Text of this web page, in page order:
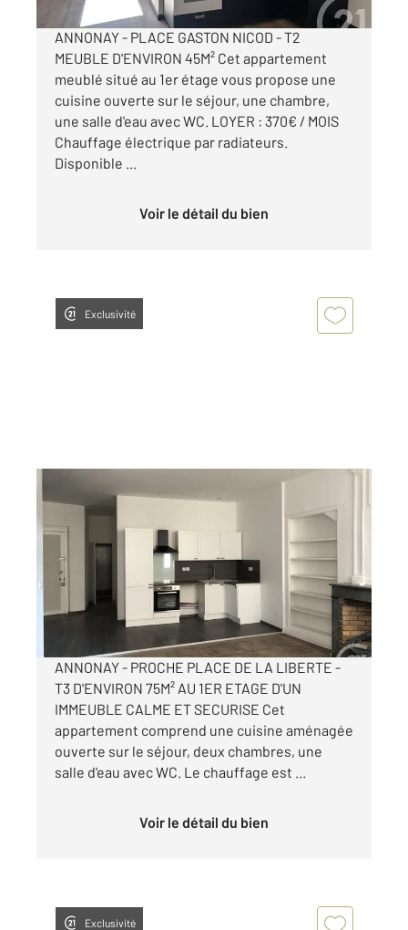
ANNONAY - PLACE GASTON NICOD - T2
MEUBLE D'ENVIRON 45M² Cet appartement
meublé situé au 1er étage vous propose une
cuisine ouverte sur le séjour, une chambre,
une salle d'eau avec WC. LOYER : 370€ / MOIS
Chauffage électrique par radiateurs.
Disponible ...
Voir le détail du bien
Exclusivité
ANNONAY 07
75 m2, 3 pièces
Ref : 5305
Appartement T3 à louer
550 €
par mois charges comprises
ANNONAY - PROCHE PLACE DE LA LIBERTE -
T3 D'ENVIRON 75M² AU 1ER ETAGE D'UN
IMMEUBLE CALME ET SECURISE Cet
appartement comprend une cuisine aménagée
ouverte sur le séjour, deux chambres, une
salle d'eau avec WC. Le chauffage est ...
Voir le détail du bien
Exclusivité